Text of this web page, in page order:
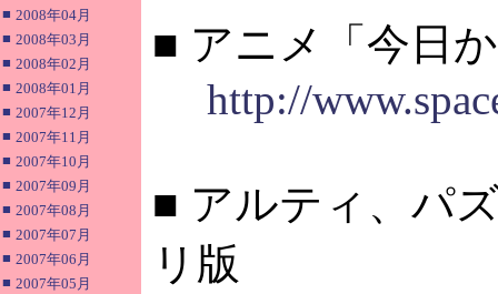
■ 2008年04月
■ 2008年03月
■ 2008年02月
■ 2008年01月
■ 2007年12月
■ 2007年11月
■ 2007年10月
■ 2007年09月
■ 2007年08月
■ 2007年07月
■ 2007年06月
■ 2007年05月
■ アニメ「今日
http://
■ アルティ、パ
リ版